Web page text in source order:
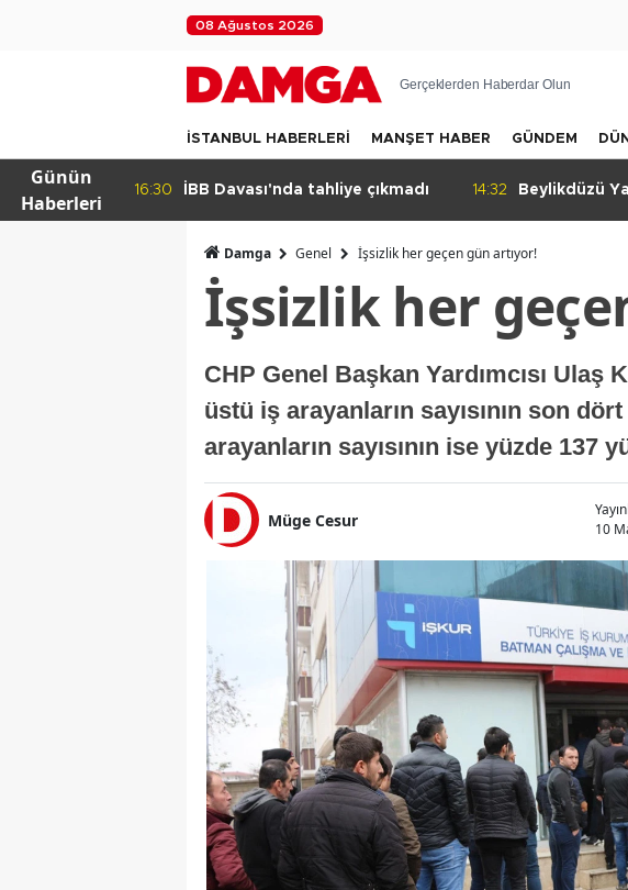
08 Ağustos 2026
Gerçeklerden Haberdar Olun
İSTANBUL HABERLERİ MANŞET HABER GÜNDEM
Günün
Haberleri
16:30 İBB Davası'nda tahliye çıkmadı 14:32
Beylikdüzü
Damga Genel İşsizlik her geçen gün artıyor!
İşsizlik her
CHP Genel Başkan Yardımcısı Ulaş
üstü iş arayanların sayısının son
arayanların sayısının ise yüzde 137
Müge Cesur
10